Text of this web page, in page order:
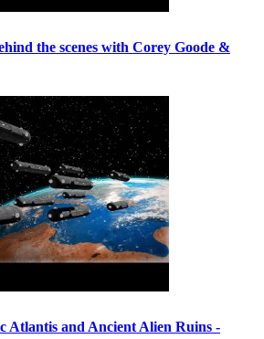
the scenes with Corey Goode &
Atlantis and Ancient Alien Ruins -